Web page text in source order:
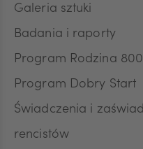
Galeria sztuki
Badania i raporty
Program Rodzina
Program Dobry Start
Świadczenia i
rencistów